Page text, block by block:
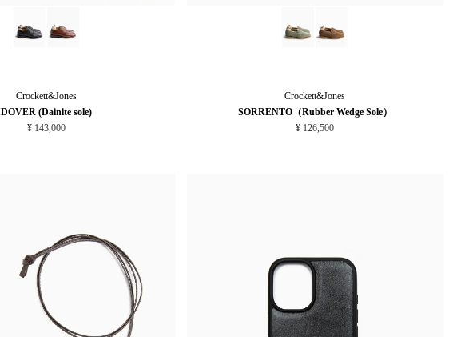
Crockett&Jones
DOVER (Dainite sole)
¥ 143,000
Crockett&Jones
SORRENTO（Rubber Wedge Sole）
¥ 126,500